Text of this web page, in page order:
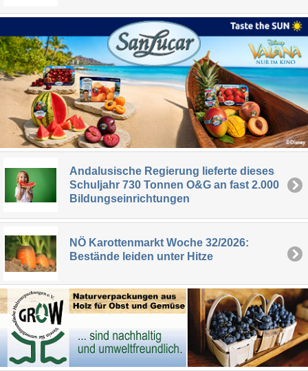
Andalusische Regierung lieferte dieses
Schuljahr 730 Tonnen O&G an fast 2.000
Bildungseinrichtungen
NÖ Karottenmarkt Woche 32/2026:
Bestände leiden unter Hitze